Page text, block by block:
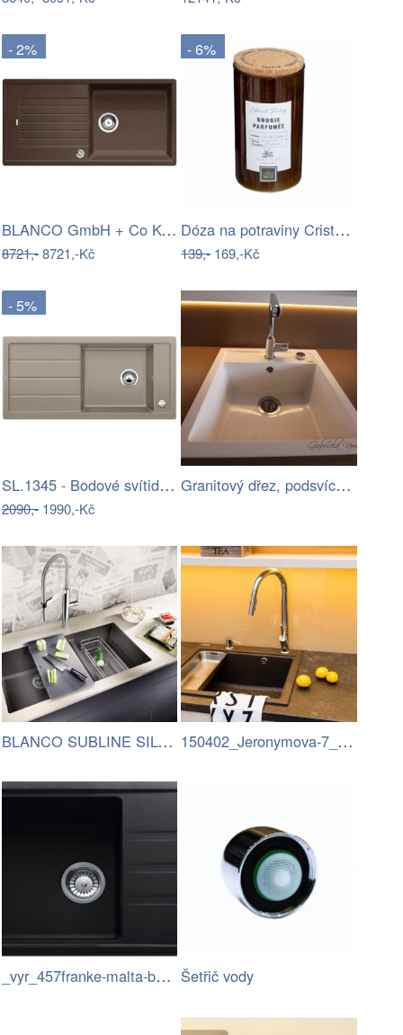
- 2%
BLANCO GmbH + Co KG Blanco ZIA XL 6 S…
8721,-8721,-Kč
- 6%
Dóza na potraviny Cristallo – Rotho
139,-169,-Kč
- 5%
SL.1345 - Bodové svítidlo FAGER 3xGU10…
2090,- 1990,-Kč
Granitový dřez, podsvícená linka,…
BLANCO SUBLINE SILGRANIT - integrované… 150402_Jeronymova-7_17.jpg
_vyr_457franke-malta-bsg-611-62.jpg Šetřič vody